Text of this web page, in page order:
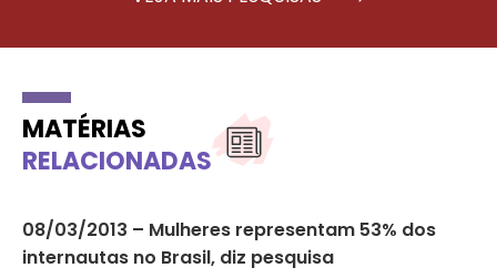
MATÉRIAS
RELACIONADAS
08/03/2013 – Mulheres representam 53% dos
internautas no Brasil, diz pesquisa